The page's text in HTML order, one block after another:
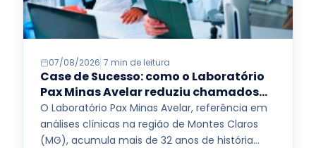
07/08/2026 7 min de leitura
Case de Sucesso: como o Laboratório
Pax Minas Avelar reduziu chamados
ao suporte do Autolac e aumentou a
eficiência
O Laboratório Pax Minas Avelar, referência em
análises clínicas na região de Montes Claros
(MG), acumula mais de 32 anos de história